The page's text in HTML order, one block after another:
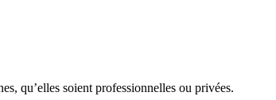
qu’elles soient professionnelles ou privées.